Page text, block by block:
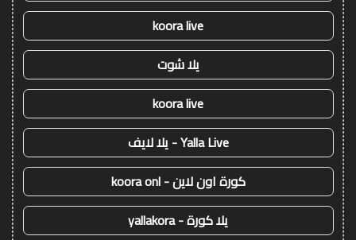
koora live
يلا شوت
koora live
Yalla Live - يلا لايف
كورة اون لاين - koora onl
يلا كورة - yallakora